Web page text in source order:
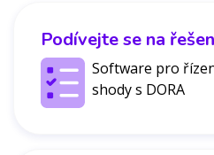
Podívejte se na
Software pro
shody s DORA